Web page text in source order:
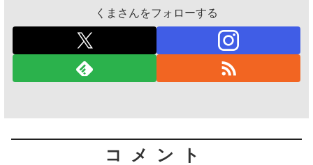
くまさんをフォローする
コメント